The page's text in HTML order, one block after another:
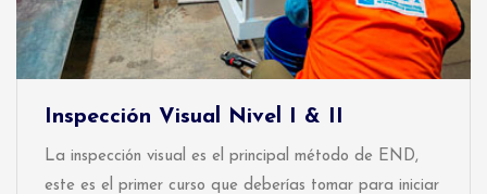
Inspección Visual Nivel I & II
La inspección visual es el principal método de END,
este es el primer curso que deberías tomar para iniciar